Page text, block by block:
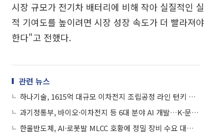
시장 규모가 전기차 배터리에 비해 작아 실질적인 실
적 기여도를 높이려면 시장 성장 속도가 더 빨라져야
한다"고 전했다.
관련 뉴스
하나기술, 1615억 대규모 이차전지 조립공정 라인 턴키 계약 소식에 상승세
과기정통부, 바이오·이차전지 등 6대 분야 AI 개발…K-문샷 마중물 기대
한울반도체, AI·로봇발 MLCC 호황에 정밀 장비 수요 대응…사업 다각화 속도